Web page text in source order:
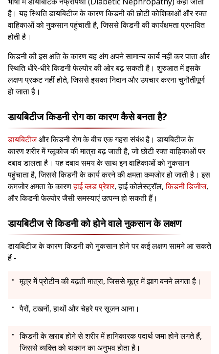
है। यह स्थिति डायबिटीज के कारण किडनी की छोटी कोशिकाओं और रक्त
वाहिकाओं को नुकसान पहुंचाती है, जिससे किडनी की कार्यक्षमता प्रभावित
होती है।
किडनी की इस क्षति के कारण यह अंग अपने सामान्य कार्य नहीं कर पाता और
स्थिति धीरे-धीरे किडनी फेल्योर की ओर बढ़ सकती है। शुरुआत में इसके
लक्षण प्रकट नहीं होते, जिससे इसका निदान और उपचार करना चुनौतीपूर्ण
हो जाता है।
डायबिटीज किडनी रोग का कारण कैसे बनता है?
डायबिटीजऔर किडनी रोग के बीच एक गहरा संबंध है। डायबिटीज के
कारण शरीर में ग्लूकोज की मात्रा बढ़ जाती है, जो छोटी रक्त वाहिकाओं पर
दबाव डालता है। यह दबाव समय के साथ इन वाहिकाओं को नुकसान
पहुंचाता है, जिससे किडनी के कार्य करने की क्षमता कमजोर हो जाती है। इस
कमजोर क्षमता के कारणहाई ब्लड प्रेशर, हाई कोलेस्ट्रॉल,किडनी डिजीज,
और किडनी फेल्योर जैसी समस्याएं उत्पन्न हो सकती हैं।
डायबिटीज से किडनी को होने वाले नुकसान के लक्षण
डायबिटीज के कारण किडनी को नुकसान होने पर कई लक्षण सामने आ सकते
हैं -
मूत्र में प्रोटीन की बढ़ती मात्रा, जिससे मूत्र में झाग बनने लगता है।
पैरों, टखनों, हाथों और चेहरे पर सूजन आना।
किडनी के खराब होने से शरीर में हानिकारक पदार्थ जमा होने लगते हैं,
जिससे व्यक्ति को थकान का अनुभव होता है।